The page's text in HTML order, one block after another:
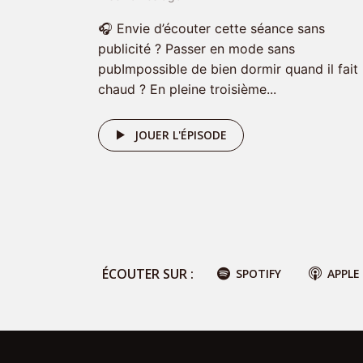
Nom*
🎧 Envie d’écouter cette séance sans
publicité ? Passer en mode sans
pubImpossible de bien dormir quand il fait
chaud ? En pleine troisième...
JOUER L'ÉPISODE
ÉCOUTER SUR : SPOTIFY APPLE